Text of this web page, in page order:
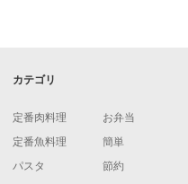
カテゴリ
定番肉料理
定番魚料理
パスタ
お弁当
簡単
節約